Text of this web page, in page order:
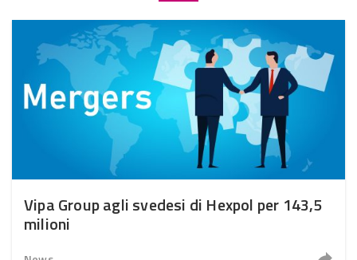
Vipa Group agli svedesi di Hexpol per 143,5
milioni